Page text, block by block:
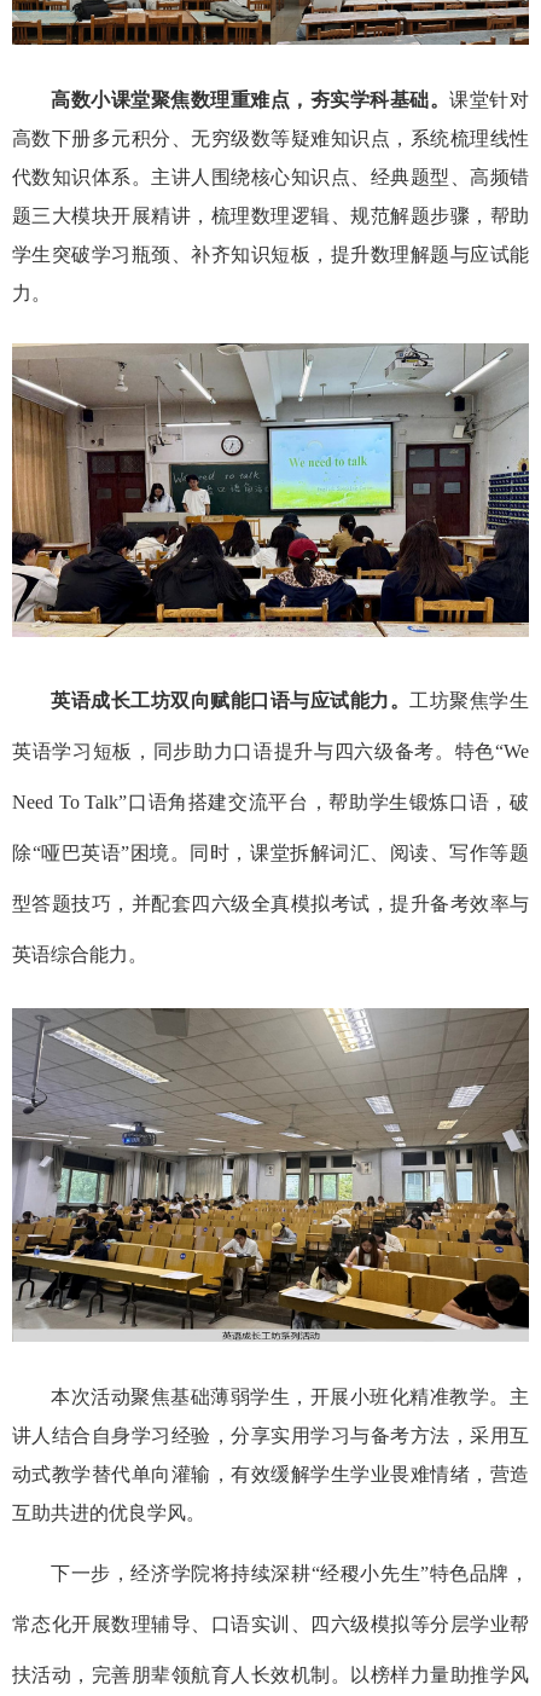
高数小课堂聚焦数理重难点，夯实学科基础。课堂针对
高数下册多元积分、无穷级数等疑难知识点，系统梳理线性
代数知识体系。主讲人围绕核心知识点、经典题型、高频错
题三大模块开展精讲，梳理数理逻辑、规范解题步骤，帮助
学生突破学习瓶颈、补齐知识短板，提升数理解题与应试能
力。
英语成长工坊双向赋能口语与应试能力。工坊聚焦学生
英语学习短板，同步助力口语提升与四六级备考。特色“We
Need To Talk”口语角搭建交流平台，帮助学生锻炼口语，破
除“哑巴英语”困境。同时，课堂拆解词汇、阅读、写作等题
型答题技巧，并配套四六级全真模拟考试，提升备考效率与
英语综合能力。
本次活动聚焦基础薄弱学生，开展小班化精准教学。主
讲人结合自身学习经验，分享实用学习与备考方法，采用互
动式教学替代单向灌输，有效缓解学生学业畏难情绪，营造
互助共进的优良学风。
下一步，经济学院将持续深耕“经稷小先生”特色品牌，
常态化开展数理辅导、口语实训、四六级模拟等分层学业帮
扶活动，完善朋辈领航育人长效机制。以榜样力量助推学风